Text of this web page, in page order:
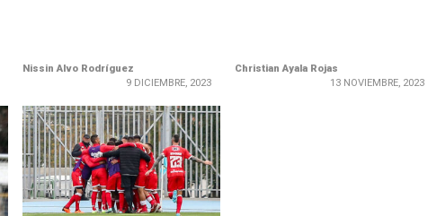
Nissin Alvo Rodríguez
9 DICIEMBRE, 2023
Christian Ayala Rojas
13 NOVIEMBRE, 2023
LEER MÁS